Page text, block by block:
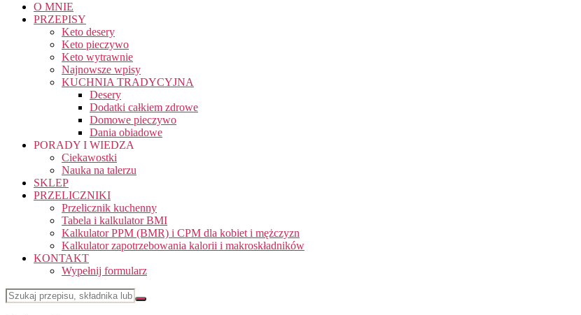
O MNIE
PRZEPISY
Keto desery
Keto pieczywo
Keto wytrawnie
Najnowsze wpisy
KUCHNIA TRADYCYJNA
Desery
Dodatki całkiem zdrowe
Domowe pieczywo
Dania obiadowe
PORADY I WIEDZA
Ciekawostki
Nauka na talerzu
SKLEP
PRZELICZNIKI
Przelicznik kuchenny
Tabela i kalkulator BMI
Kalkulator PPM (BMR) i CPM dla kobiet i mężczyzn
Kalkulator zapotrzebowania kalorii i makroskładników
KONTAKT
Wypełnij formularz